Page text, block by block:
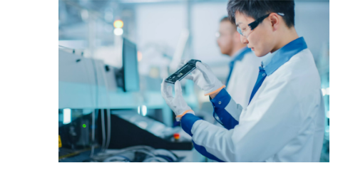
παραγωγής ηλεκτρονικών.
24 Δεκεμβρίου 2024